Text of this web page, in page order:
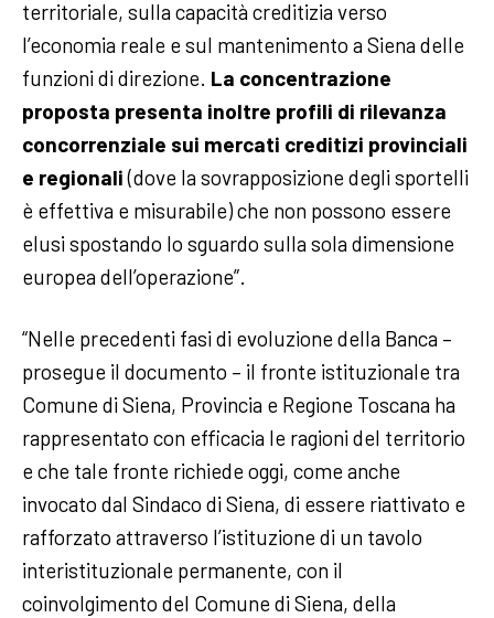
territoriale, sulla capacità creditizia verso
l’economia reale e sul mantenimento a Siena delle
funzioni di direzione. La concentrazione
proposta presenta inoltre profili di rilevanza
concorrenziale sui mercati creditizi provinciali
e regionali(dove la sovrapposizione degli sportelli
è effettiva e misurabile) che non possono essere
elusi spostando lo sguardo sulla sola dimensione
europea dell’operazione”.
“Nelle precedenti fasi di evoluzione della Banca –
prosegue il documento – il fronte istituzionale tra
Comune di Siena, Provincia e Regione Toscana ha
rappresentato con efficacia le ragioni del territorio
e che tale fronte richiede oggi, come anche
invocato dal Sindaco di Siena, di essere riattivato e
rafforzato attraverso l’istituzione di un tavolo
interistituzionale permanente, con il
coinvolgimento del Comune di Siena, della